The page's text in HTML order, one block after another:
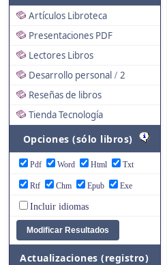
Artículos Libroteca
Presentaciones PDF
Lectores Libros
Desarrollo personal / 2
Reseñas de libros
Tienda Tecnología
Opciones (sólo libros)
Pdf Word Html Txt
Rtf Chm Epub Exe
Incluir idiomas
Actualizaciones (registro)